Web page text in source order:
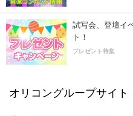
試写会、登壇イ
ト！
プレゼント特集
オリコングループサイト